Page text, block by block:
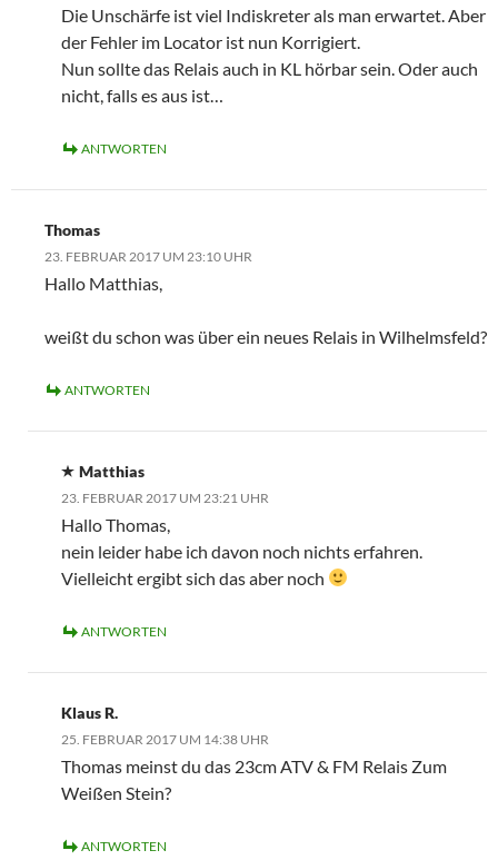
Die Unschärfe ist viel Indiskreter als man erwartet. Aber
der Fehler im Locator ist nun Korrigiert.
Nun sollte das Relais auch in KL hörbar sein. Oder auch
nicht, falls es aus ist…
ANTWORTEN
Thomas
23. FEBRUAR 2017 UM 23:10 UHR
Hallo Matthias,
weißt du schon was über ein neues Relais in Wilhelmsfeld?
ANTWORTEN
Matthias
23. FEBRUAR 2017 UM 23:21 UHR
Hallo Thomas,
nein leider habe ich davon noch nichts erfahren.
Vielleicht ergibt sich das aber noch
ANTWORTEN
Klaus R.
25. FEBRUAR 2017 UM 14:38 UHR
Thomas meinst du das 23cm ATV & FM Relais Zum
Weißen Stein?
ANTWORTEN